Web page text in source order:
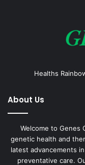
Healths
About Us
Welcome to Genes
genetic health and
latest advancements
preventative care.